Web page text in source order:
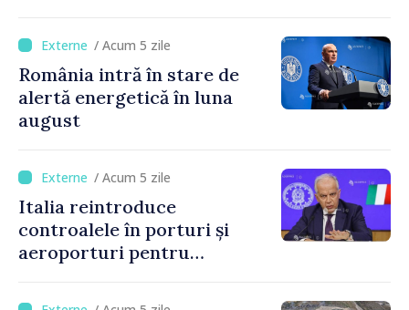
/ Acum 5 zile
România intră în stare de
alertă energetică în luna
august
/ Acum 5 zile
Italia reintroduce
controalele în porturi și
aeroporturi pentru
crizei migranților din Ceuta